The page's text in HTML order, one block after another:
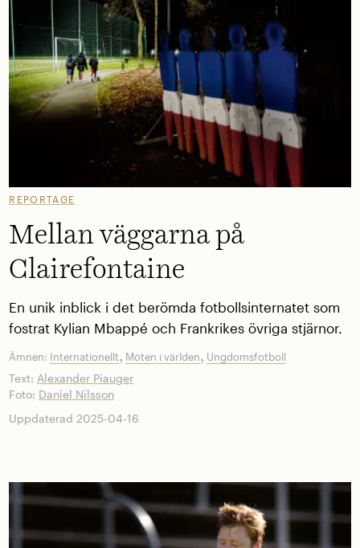
REPORTAGE
Mellan väggarna på
Clairefontaine
En unik inblick i det berömda fotbollsinternatet som
fostrat Kylian Mbappé och Frankrikes övriga stjärnor.
Ämnen: Internationellt, Möten i världen, Ungdomsfotboll
Text:Alexander Piauger
Foto: Daniel Nilsson
Uppdaterad 2025-04-16